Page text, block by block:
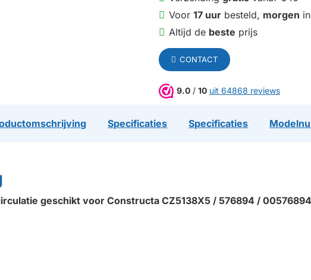
Voor 17 uur besteld, morgen
Altijd de beste prijs
CONTACT
9.0 / 10 uit 64868 reviews
Specificaties Specificaties
geschikt voor Constructa CZ5138X5 / 576894 /